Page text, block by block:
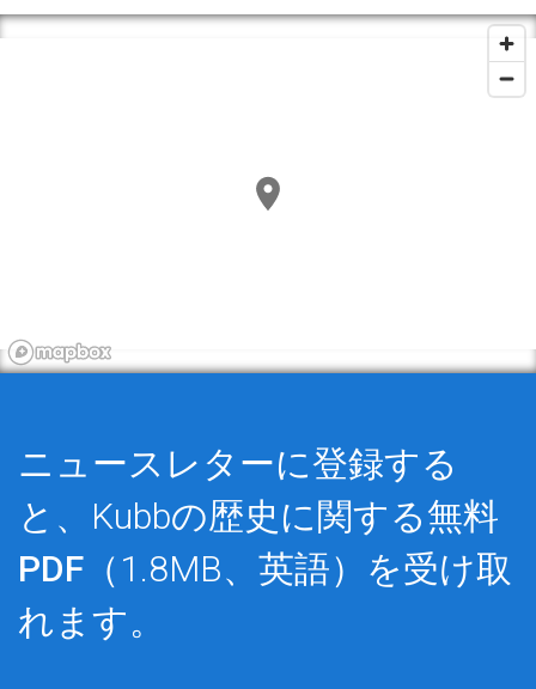
ニュースレターに登録する
と、Kubbの歴史に関する無料
PDF （1.8MB、英語）を受け取
れます。